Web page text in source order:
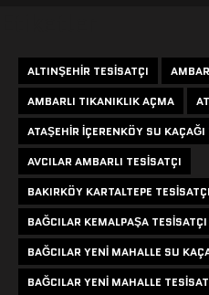
ALTINŞEHIR TESISATÇI
AMBARLI TIKANIKLIK AÇMA
ATAŞEHIR IÇERENKÖY SU KAÇAĞI
AVCILAR AMBARLI TESISATÇI
BAKIRKÖY KARTALTEPE TESISATÇI
BAĞCILAR KEMALPAŞA TESISATÇI
BAĞCILAR YENI MAHALLE SU
BAĞCILAR YENI MAHALLE